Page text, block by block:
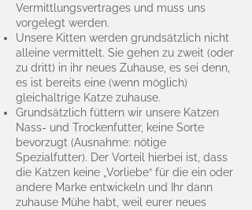
Vermittlungsvertrages und muss uns
vorgelegt werden.​
Unsere Kitten werden grundsätzlich nicht
alleine vermittelt. Sie gehen zu zweit (oder
zu dritt) in ihr neues Zuhause, es sei denn,
es ist bereits eine (wenn möglich)
gleichaltrige Katze zuhause.
Grundsätzlich füttern wir unsere Katzen
Nass- und Trockenfutter, keine Sorte
bevorzugt (Ausnahme: nötige
Spezialfutter). Der Vorteil hierbei ist, dass
die Katzen keine „Vorliebe“ für die ein oder
andere Marke entwickeln und Ihr dann
zuhause Mühe habt, weil eurer neues